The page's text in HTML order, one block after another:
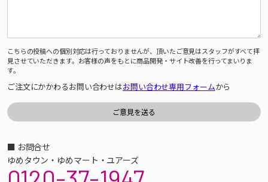
こちらの投稿への個別対応は行っておりませんが、頂いたご意見はスタッフがすべて拝
見させていただきます。お客様の声をもとに商品開発・サイト改善を行ってまいりま
す。
ご注文にかかわるお問い合わせはお問い合わせ専用フォームから
■ お問合せ
ゆめタウン・ゆめマート・ユアーズ